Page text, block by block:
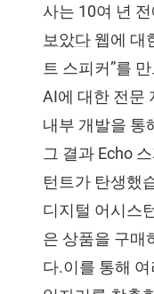
사는 10여 년
보았다 웹에 대
트 스피커”를
AI에 대한 전문
내부 개발을 통
그 결과 Echo
턴트가 탄생했
디지털 어시스
은 상품을 구매
다.이를 통해